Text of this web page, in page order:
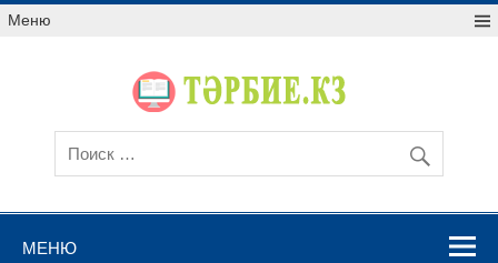
Меню
МЕНЮ